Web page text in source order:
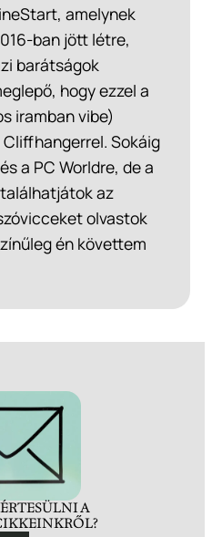
amelynek
ban jött létre,
barátságok
hogy ezzel a
iramban vibe)
Sokáig
a PC Worldre, de a
az
olvastok
én követtem
A